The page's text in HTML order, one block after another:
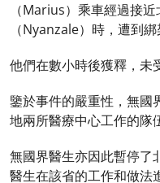
（Marius）乘車經過接
（Nyanzale）時，遭到綁
他們在數小時後獲釋，未
鑒於事件的嚴重性，無國
地兩所醫療中心工作的隊
無國界醫生亦因此暫停了
醫生在該省的工作和做法